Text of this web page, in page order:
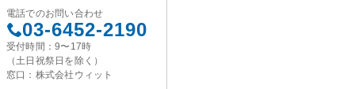
電話でのお問い合わせ
03-6452-2190
受付時間：9〜17時
（土日祝祭日を除く）
窓口：株式会社ウィット